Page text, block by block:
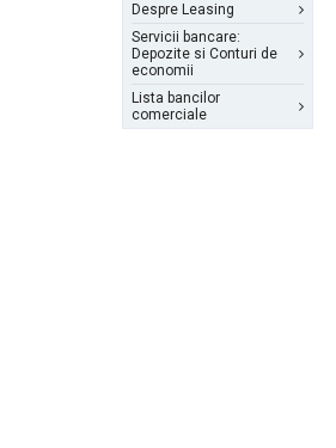
Despre Leasing
Servicii bancare:
Depozite si Conturi de
economii
Lista bancilor
comerciale